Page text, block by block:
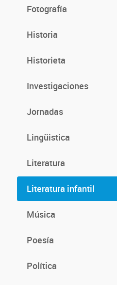
Fotografía
Historia
Historieta
Investigaciones
Jornadas
Lingüistica
Literatura
Literatura infantil
Música
Poesía
Política